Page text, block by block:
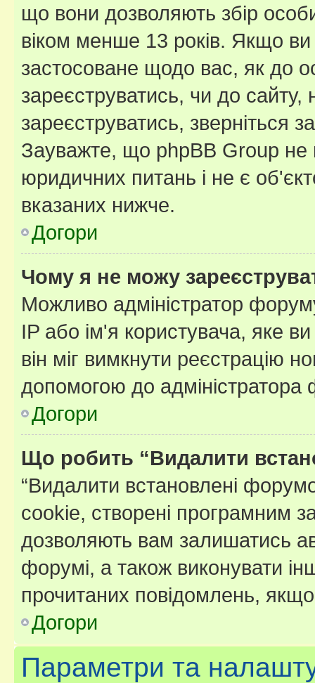
що вони дозволяють збір
віком менше 13 років. Якщо
застосоване щодо вас, як до
зареєструватись, чи до
зареєструватись, зверніться
Зауважте, що phpBB Group не
юридичних питань і не є
вказаних нижче.
Догори
Чому я не можу
Можливо адміністратор
IP або ім'я користувача, яке
він міг вимкнути реєстрацію
допомогою до адміністратора
Догори
Що робить “Видалити
“Видалити встановлені
cookie, створені програмним
дозволяють вам залишатись
форумі, а також виконувати
прочитаних повідомлень,
Догори
Параметри та